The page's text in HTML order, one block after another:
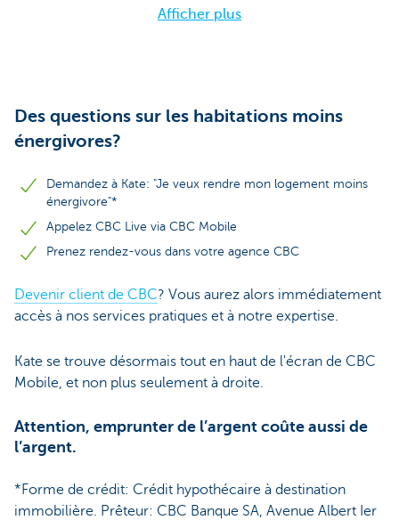
Afficher plus
Des questions sur les habitations moins
énergivores?
Demandez à Kate: "Je veux rendre mon logement moins
énergivore"*
Appelez CBC Live via CBC Mobile
Prenez rendez-vous dans votre agence CBC
Devenir client de CBC? Vous aurez alors immédiatement
accès à nos services pratiques et à notre expertise.
Kate se trouve désormais tout en haut de l'écran de CBC
Mobile, et non plus seulement à droite.
Attention, emprunter de l’argent coûte aussi de
l’argent.
*Forme de crédit: Crédit hypothécaire à destination
immobilière. Prêteur: CBC Banque SA, Avenue Albert Ier